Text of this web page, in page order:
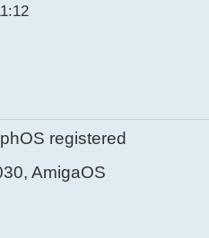
registered
AmigaOS